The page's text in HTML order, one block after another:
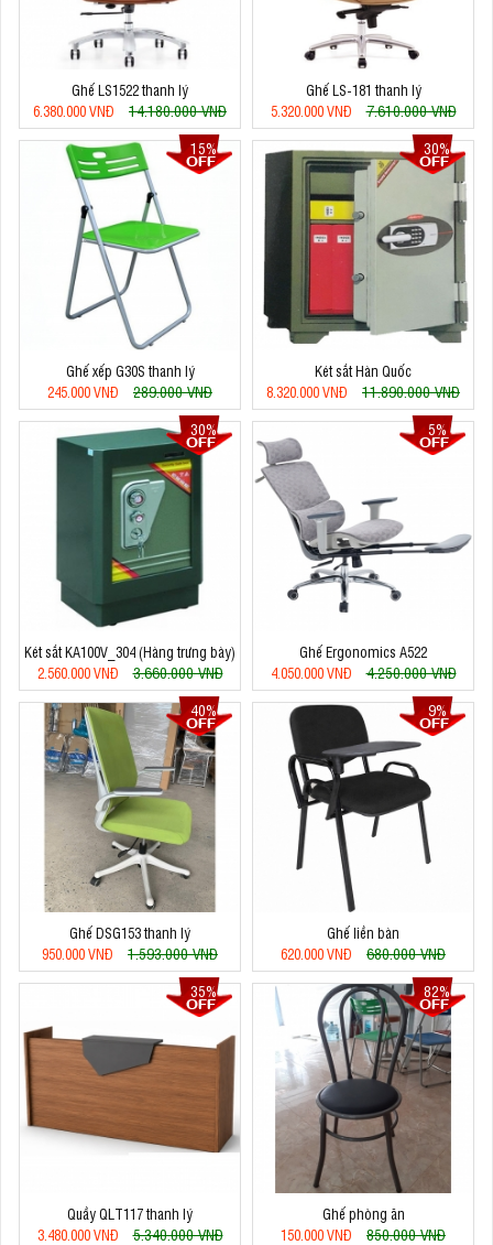
Ghế LS1522 thanh lý
6.380.000 VNĐ
14.180.000 VNĐ
Ghế LS-181 thanh lý
5.320.000 VNĐ
7.610.000 VNĐ
15%
Ghế xếp G30S thanh lý
245.000 VNĐ
289.000 VNĐ
30%
Két sắt Hàn Quốc
8.320.000 VNĐ
11.890.000 VNĐ
30%
Két sắt KA100V_304 (Hàng trưng bày)
2.560.000 VNĐ
3.660.000 VNĐ
5%
Ghế Ergonomics A522
4.050.000 VNĐ
4.250.000 VNĐ
40%
Ghế DSG153 thanh lý
950.000 VNĐ
1.593.000 VNĐ
9%
Ghế liền bàn
620.000 VNĐ
680.000 VNĐ
35%
Quầy QLT117 thanh lý
3.480.000 VNĐ
5.340.000 VNĐ
82%
Ghế phòng ăn
150.000 VNĐ
850.000 VNĐ